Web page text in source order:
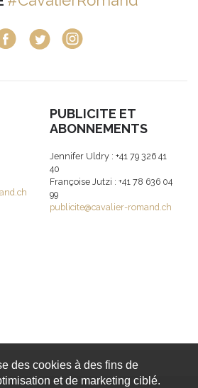
PUBLICITE ET
ABONNEMENTS
Jennifer Uldry : +41 79 326 41
40
Françoise Jutzi : +41 78 636 04
99
publicite@cavalier-romand.ch
des cookies à des fins de
et de marketing ciblé.